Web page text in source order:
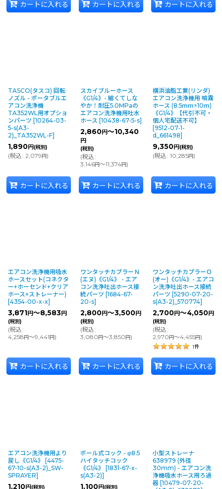
カートに入れる カートに入れる カートに入れる
TASCO(タスコ) 回転
ノズル - ポータブルエ
アコン洗浄機
TA352WL用オプショ
ンパーツ [10264-03-
5-s(A3-
2)_TA352WL-F]
1,890円 (税別)
(税込: 2,079 円)
カートに入れる
スカイブルーホース
《G1/4》- 細くてしな
やか！耐圧5.0MPaの
エアコン洗浄機用吐水
ホース [10438-67-5-s]
2,860円～10,340
円
(税別)
(税込:
3,146円～11,374円)
カートに入れる
横浜油脂工業(リンダ)
エアコン洗浄機用 噴霧
ホース (8.5ｍｍ×10ｍ)
《G1/4》【代引不可・
個人宅配送不可】
[9512-07-1-
d_661498]
9,350円 (税別)
(税込: 10,285円)
カートに入れる
エアコン洗浄機用吸水
ホースセット(コネクタ
ー+ホーセンド+クリア
ホース+ストレーナー)
[4354-00-x-x]
3,871円～8,583円
(税別)
(税込:
4,258 円～9,441 円)
カートに入れる
ワンタッチカプラーＮ
(エヌ)《G1/4》 - エア
コン洗浄吐出ホース接
続パーツ [1684-67-
20-s]
2,800円～3,500円
(税別)
(税込:
3,080 円～3,850 円)
カートに入れる
ワンタッチカプラーＯ
(オー)《G1/4》- エアコ
ン洗浄吐出ホース接続
パーツ [5290-07-20-
s(A3-2)_570774]
2,700円～4,050円
(税別)
(税込:
2,970 円～4,455円)
1件
カートに入れる
エアコン洗浄機用より
戻し《G1/4》 [4475-
67-10-s(A3-2)_SW-
SPRAYER]
1,210円(税別)
ボール式コック - φ8.5
ハイタッチコック
《G1/4》 [1831-67-x-
s(A3-2)]
1,100円(税別)
小型ストレーナ
638979 (外径
30mm) - エアコン洗
浄機吸水ホース用ろ過
器 [10479-07-20-